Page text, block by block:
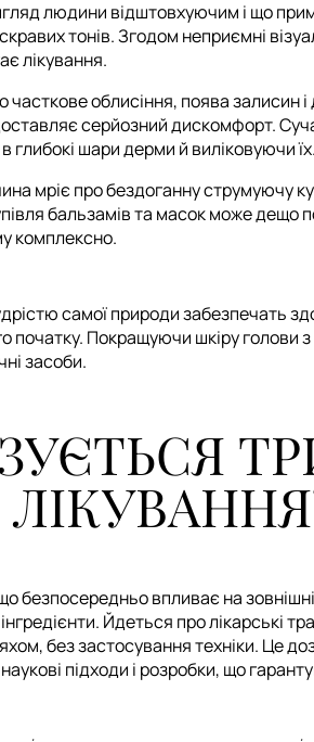
людини відштовхуючим і що
тонів. Згодом неприємні
лікування.
облисіння, поява залисин
серйозний дискомфорт.
глибокі шари дерми й виліковуючи їх.
мріє про бездоганну струмуючу
бальзамів та масок може дещо
комплексно.
самої природи забезпечать
початку. Покращуючи шкіру голови
засоби.
безпосередньо впливає на
Йдеться про лікарські
без застосування техніки. Це
підходи і розробки, що